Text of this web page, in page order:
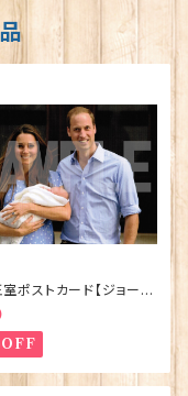
ポストカード【ジョージ
誕生】Pageantry Post
JEF100